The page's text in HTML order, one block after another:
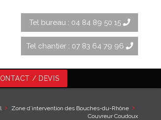
Tel bureau : 04 84 89 50 15
Tel chantier : 07 83 64 79 96
/ DEVIS
Zone d’intervention des Bouches-du-Rhône
Couvreur Coudoux